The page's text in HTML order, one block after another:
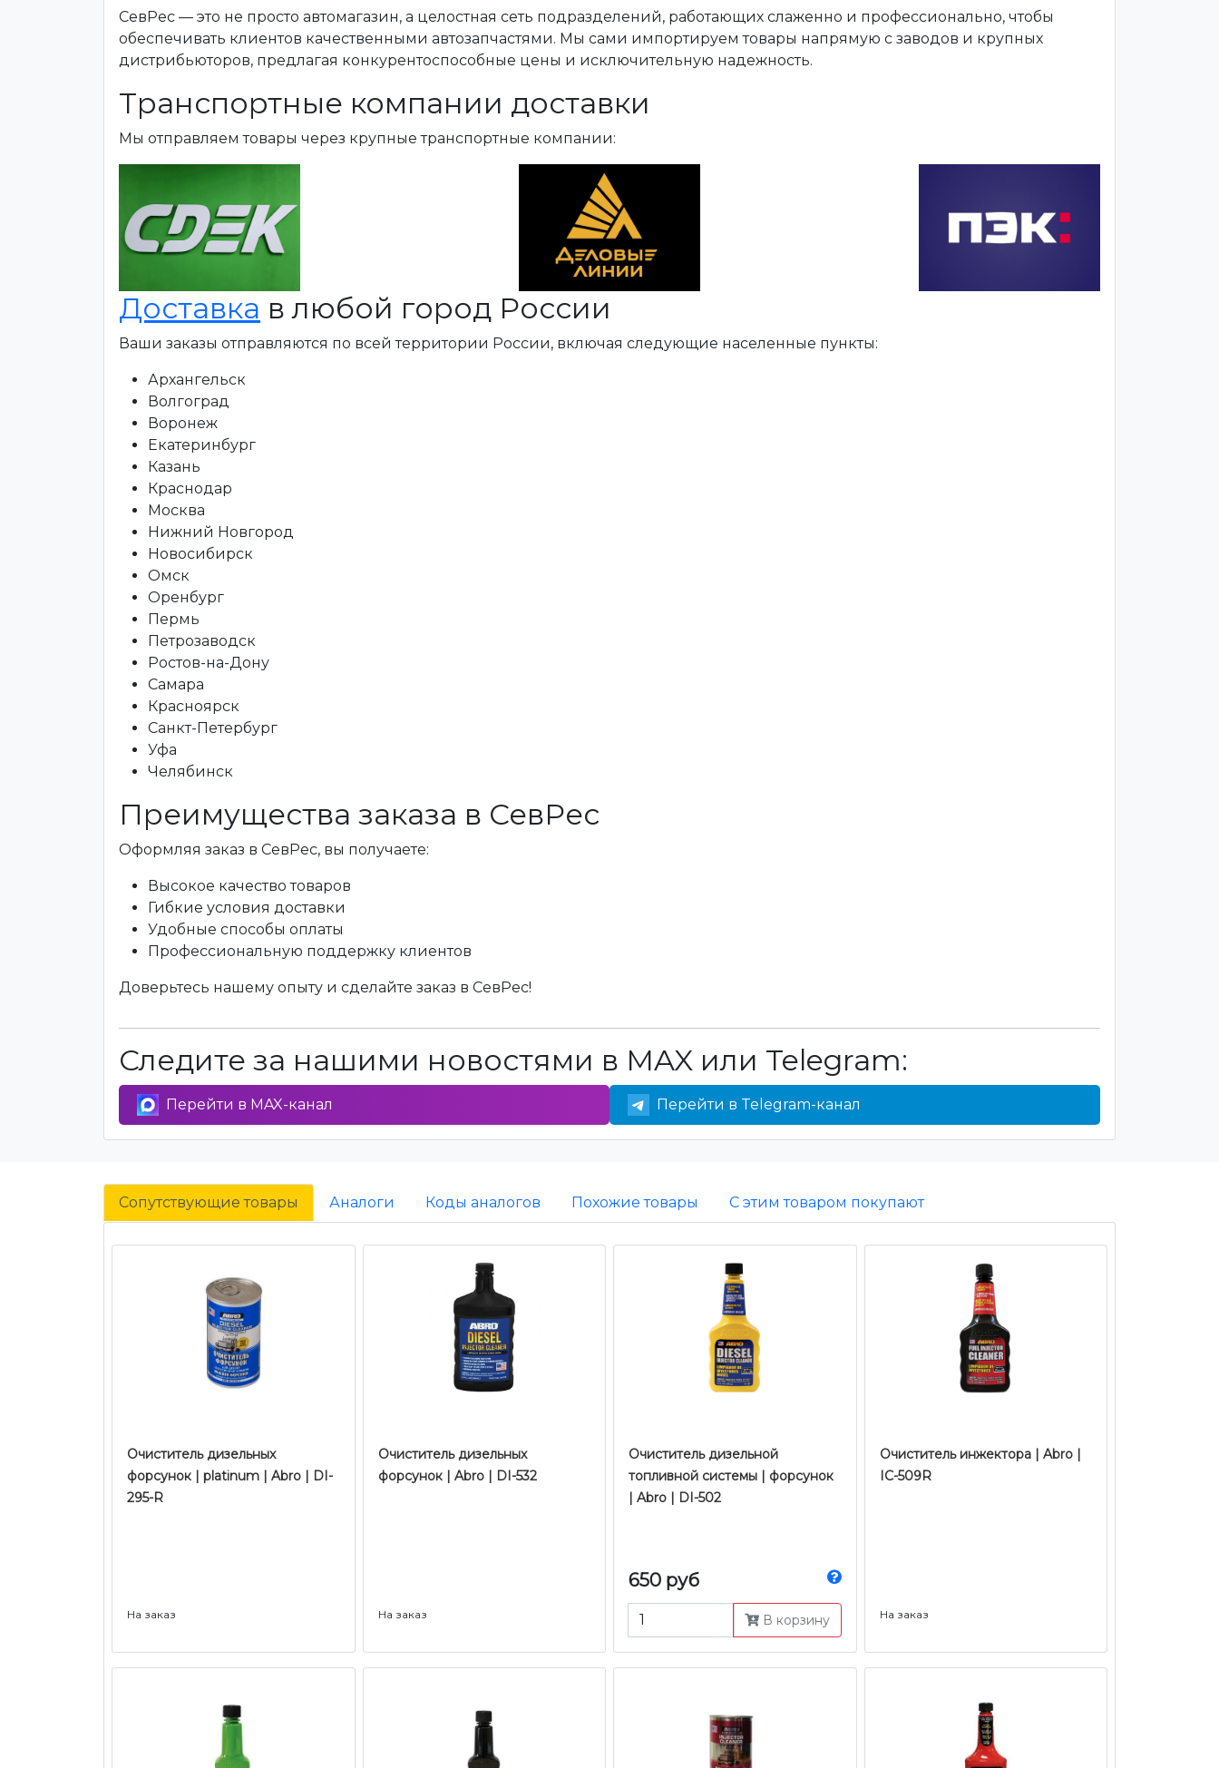
СевРес — это не просто автомагазин, а целостная сеть подразделений, работающих слаженно и профессионально, чтобы
обеспечивать клиентов качественными автозапчастями. Мы сами импортируем товары напрямую с заводов и крупных
дистрибьюторов, предлагая конкурентоспособные цены и исключительную надежность.
Транспортные компании доставки
Мы отправляем товары через крупные транспортные компании:
Доставка в любой город России
Ваши заказы отправляются по всей территории России, включая следующие населенные пункты:
Архангельск
Волгоград
Воронеж
Екатеринбург
Казань
Краснодар
Москва
Нижний Новгород
Новосибирск
Омск
Оренбург
Пермь
Петрозаводск
Ростов-на-Дону
Самара
Красноярск
Санкт-Петербург
Уфа
Челябинск
Преимущества заказа в СевРес
Оформляя заказ в СевРес, вы получаете:
Высокое качество товаров
Гибкие условия доставки
Удобные способы оплаты
Профессиональную поддержку клиентов
Доверьтесь нашему опыту и сделайте заказ в СевРес!
Следите за нашими новостями в MAX или Telegram:
Перейти в MAX-канал Перейти в Telegram-канал
Сопутствующие товары Аналоги Коды аналогов Похожие товары С этим товаром покупают
Очиститель дизельных
форсунок | platinum | Abro | DI-
295-R
На заказ
Очиститель дизельных
форсунок | Abro | DI-532
На заказ
Очиститель дизельной
топливной системы | форсунок
| Abro | DI-502
650 руб
В корзину
Очиститель инжектора | Abro |
IC-509R
На заказ